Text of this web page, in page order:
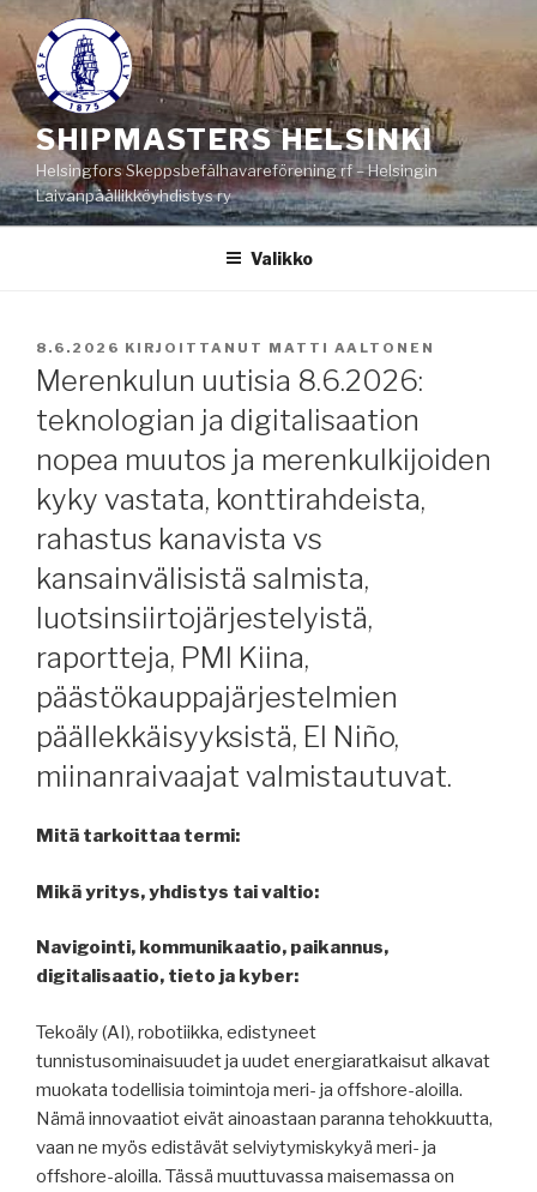
Siirry
sisältöön
SHIPMASTERS HELSINKI
Helsingfors Skeppsbefälhavareförening rf – Helsingin
Laivanpäällikköyhdistys ry
Valikko
JULKAISTU
8.6.2026 KIRJOITTANUT MATTI AALTONEN
Merenkulun uutisia 8.6.2026:
teknologian ja digitalisaation
nopea muutos ja merenkulkijoiden
kyky vastata, konttirahdeista,
rahastus kanavista vs
kansainvälisistä salmista,
luotsinsiirtojärjestelyistä,
raportteja, PMI Kiina,
päästökauppajärjestelmien
päällekkäisyyksistä, El Niño,
miinanraivaajat valmistautuvat.
Mitä tarkoittaa termi:
Mikä yritys, yhdistys tai valtio:
Navigointi, kommunikaatio, paikannus,
digitalisaatio, tieto ja kyber:
Tekoäly (AI), robotiikka, edistyneet
tunnistusominaisuudet ja uudet energiaratkaisut alkavat
muokata todellisia toimintoja meri- ja offshore-aloilla.
Nämä innovaatiot eivät ainoastaan ​​paranna tehokkuutta,
vaan ne myös edistävät selviytymiskykyä meri- ja
offshore-aloilla. Tässä muuttuvassa maisemassa on